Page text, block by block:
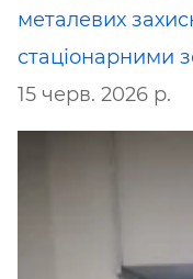
металевих
стаціонарними
15 черв. 2026 р.